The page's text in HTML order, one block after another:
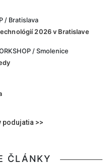
/ Bratislava
2026 v Bratislave
/ Smolenice
podujatia >>
ČLÁNKY